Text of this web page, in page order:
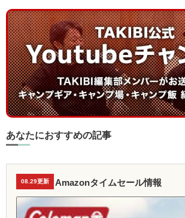
あなたにおすすめの記事
08.29更新 Amazonタイムセール情報